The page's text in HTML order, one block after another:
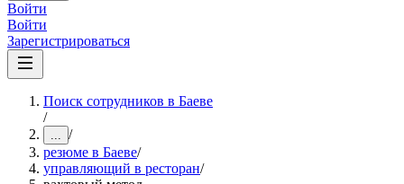
Войти
Войти
Зарегистрироваться
Поиск сотрудников в Баеве
/
... /
резюме в Баеве/
управляющий в ресторан/